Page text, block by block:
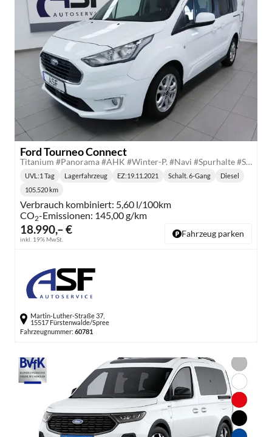
Ford Tourneo Connect
Titanium #Panorama #AHK #Winter-P. #Navi #Spurhalte #Schilderkennung #Tempomat
18.990,– €
inkl. 19% MwSt.
Lieferzeit:
UVL :1 Tag Lagerfahrzeug EZ:19.11.2021
Getriebe:
Schalt. 6-Gang Diesel
105.520 km
Verbrauch kombiniert: 5,60 l/100km
CO2-Emissionen: 145,00 g/km
Fahrzeug parken
Martin-Luther-Straße 37,
15517 Fürstenwalde/Spree
Fahrzeugnummer: 60781